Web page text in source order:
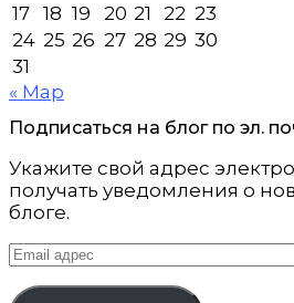
17 18 19 20 21 22 23
24 25 26 27 28 29 30
31
« Мар
Подписаться на блог по эл.
Укажите свой адрес
получать уведомления о
блоге.
Email